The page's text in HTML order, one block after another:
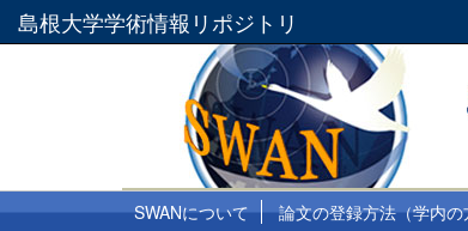
島根大学学術情報リポジトリ
SWANについて 論文の登録方法（学内